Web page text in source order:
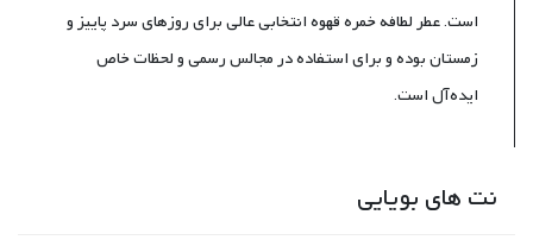
است. عطر لطافه خمره قهوه انتخابی عالی برای روزهای سرد پاییز و
زمستان بوده و برای استفاده در مجالس رسمی و لحظات خاص
ایده‌آل است.
نت های بویایی